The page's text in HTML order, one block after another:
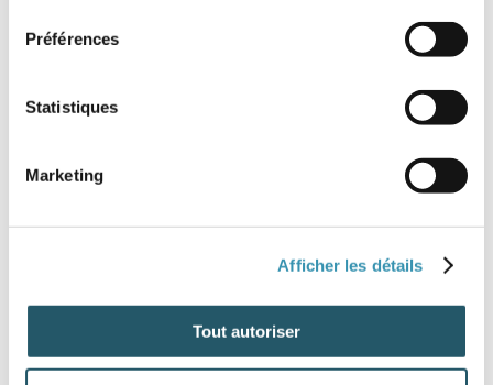
Préférences
Statistiques
Marketing
Afficher les détails
Tout autoriser
Plage Température : -50°C, 150°C
Type de colle : Anaérobie
Commander un article